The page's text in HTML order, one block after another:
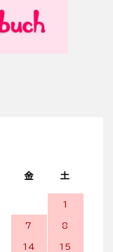
金 土
1
7 8
14 15